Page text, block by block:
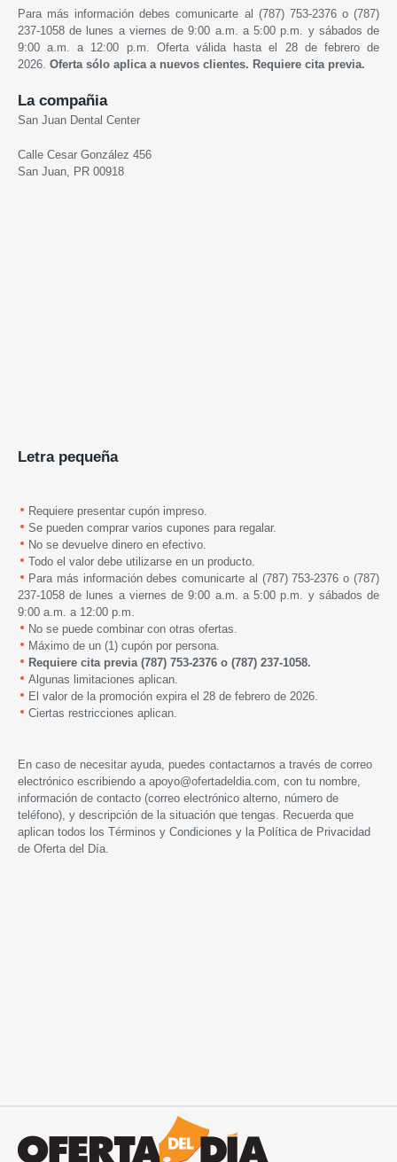
Para más información debes comunicarte al (787) 753-2376 o (787)
237-1058 de lunes a viernes de 9:00 a.m. a 5:00 p.m. y sábados de
9:00 a.m. a 12:00 p.m.
Oferta válida hasta el 28 de febrero de
2026. Oferta sólo aplica a nuevos clientes. Requiere cita previa.
La compañia
San Juan Dental Center
Calle Cesar González 456
San Juan, PR 00918
Letra pequeña
Requiere presentar cupón impreso.
Se pueden comprar varios cupones para regalar.
No se devuelve dinero en efectivo.
Todo el valor debe utilizarse en un producto.
Para más información debes comunicarte al (787) 753-2376 o (787)
237-1058 de lunes a viernes de 9:00 a.m. a 5:00 p.m. y sábados de
9:00 a.m. a 12:00 p.m.
No se puede combinar con otras ofertas.
Máximo de un (1) cupón por persona.
Requiere cita previa (787) 753-2376 o (787) 237-1058.
Algunas limitaciones aplican.
El valor de la promoción expira el 28 de febrero de 2026.
Ciertas restricciones aplican.
En caso de necesitar ayuda, puedes contactarnos a través de correo
electrónico escribiendo a apoyo@ofertadeldia.com , con tu nombre,
información de contacto (correo electrónico alterno, número de
teléfono), y descripción de la situación que tengas. Recuerda que
aplican todos los Términos y Condiciones y la Política de Privacidad
de Oferta del Día.